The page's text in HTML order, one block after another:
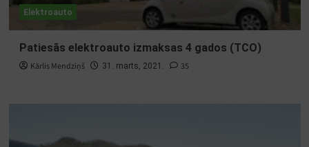
Elektroauto
Patiesās elektroauto izmaksas 4 gados (TCO)
Kārlis Mendziņš 31. marts, 2021. 35